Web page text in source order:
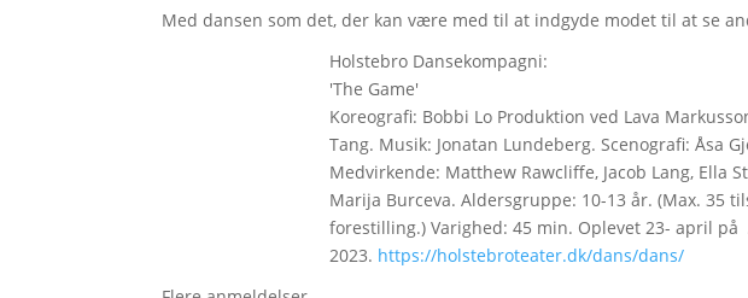
Med dansen som det, der kan være med til at indgyde modet til at se
Holstebro Dansekompagni:
'The Game'
Koreografi: Bobbi Lo Produktion ved Lava
Tang. Musik: Jonatan Lundeberg. Scenografi: Åsa
Medvirkende: Matthew Rawcliffe, Jacob Lang, Ella
Marija Burceva. Aldersgruppe: 10-13 år. (Max. 35
forestilling.) Varighed: 45 min. Oplevet 23- april
2023. https://holstebroteater.dk/dans/dans/